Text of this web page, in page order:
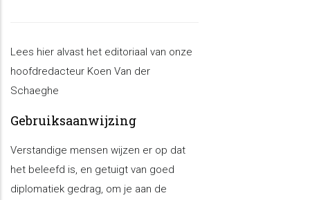
Lees hier alvast het editoriaal van onze
hoofdredacteur Koen Van der
Schaeghe
Gebruiksaanwijzing
Verstandige mensen wijzen er op dat
het beleefd is, en getuigt van goed
diplomatiek gedrag, om je aan de